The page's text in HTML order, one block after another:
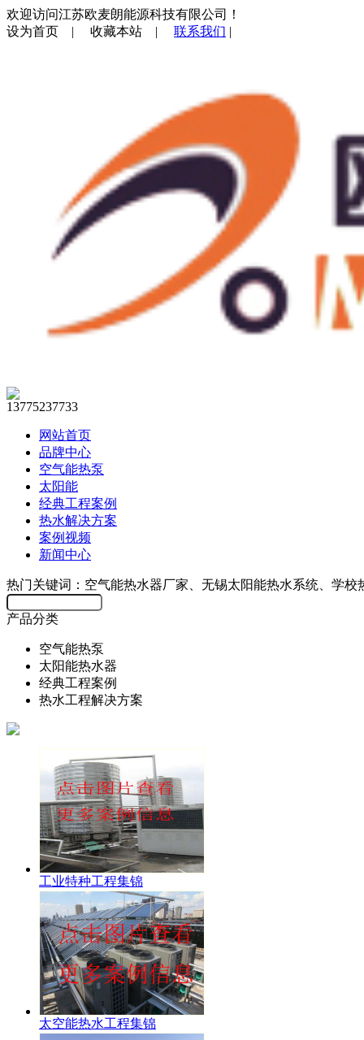
欢迎访问江苏欧麦朗能源科技有限公司！
设为首页 | 收藏本站 | 联系我们 |
13775237733
网站首页
品牌中心
空气能热泵
太阳能
经典工程案例
热水解决方案
案例视频
新闻中心
热门关键词：空气能热水器厂家、无锡太阳能热水系统、学校
产品分类
空气能热泵
太阳能热水器
经典工程案例
热水工程解决方案
工业特种工程集锦
太空能热水工程集锦